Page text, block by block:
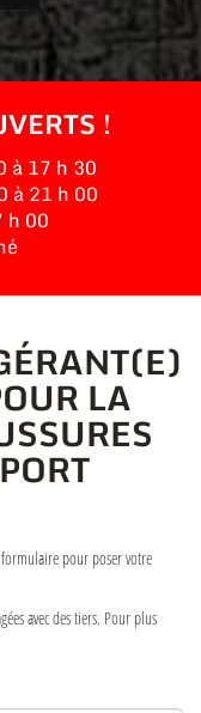
!
à 17 h 30
à 21 h 00
h 00
LA
formulaire pour poser votre
avec des tiers. Pour plus